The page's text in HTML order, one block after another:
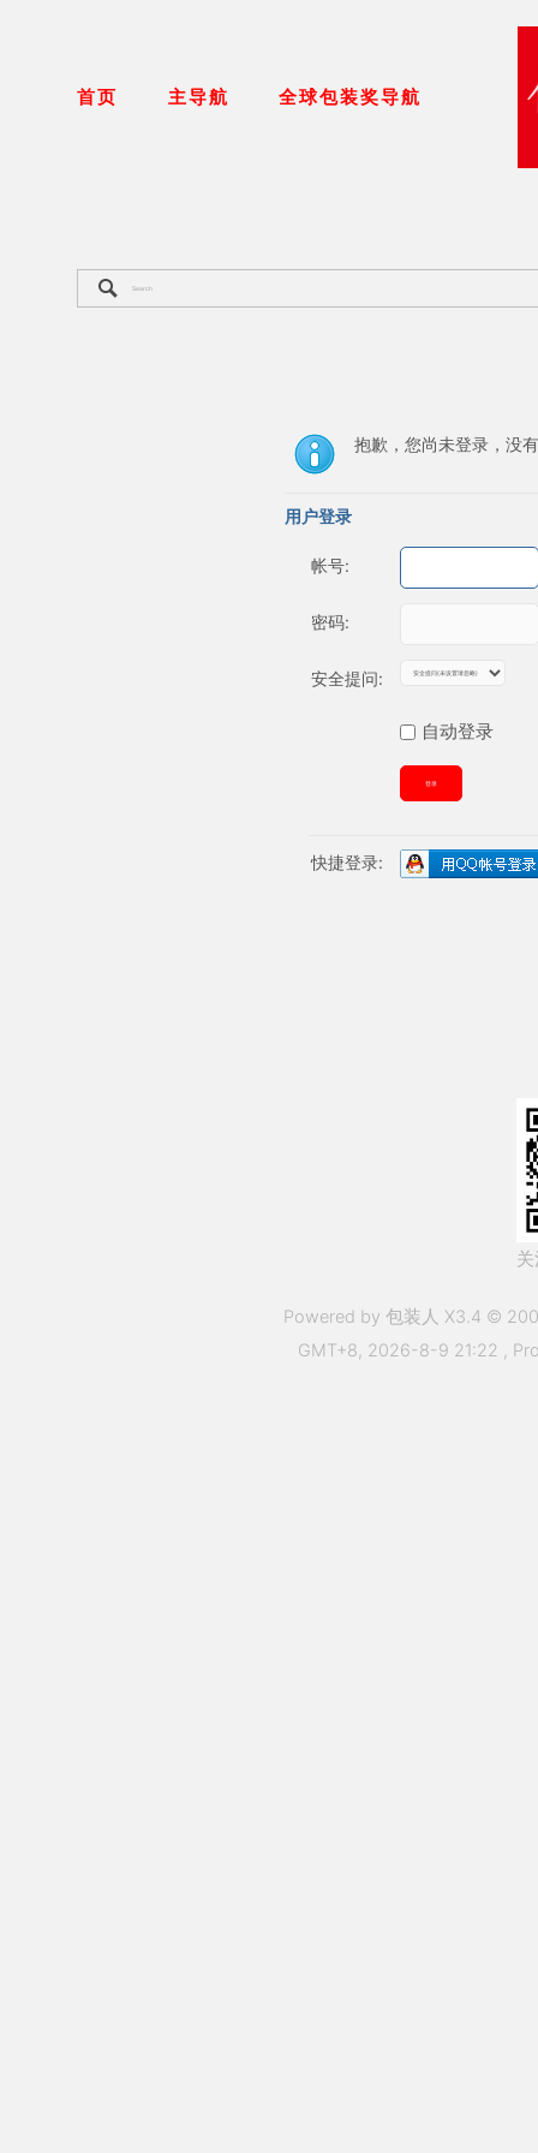
首页 主导航 全球包装奖导航
抱歉，您尚未登录，没
用户登录
帐号:
密码:
安全提问:
自动登录
登录
快捷登录:
Powered by 包装人 X3.4 ©
GMT+8, 2026-8-9 21:22 ,